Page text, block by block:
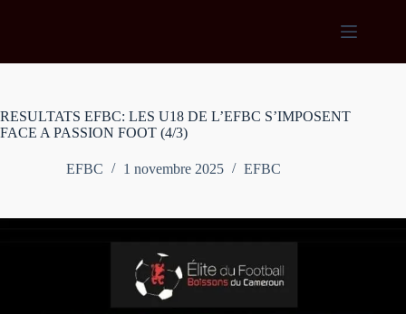
RESULTATS EFBC: LES U18 DE L’EFBC S’IMPOSENT
FACE A PASSION FOOT (4/3)
EFBC 1 novembre 2025 EFBC